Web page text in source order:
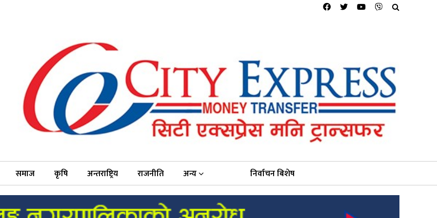
समाज कृषि अन्तराष्ट्रिय राजनीति अन्य निर्वाचन बिशेष